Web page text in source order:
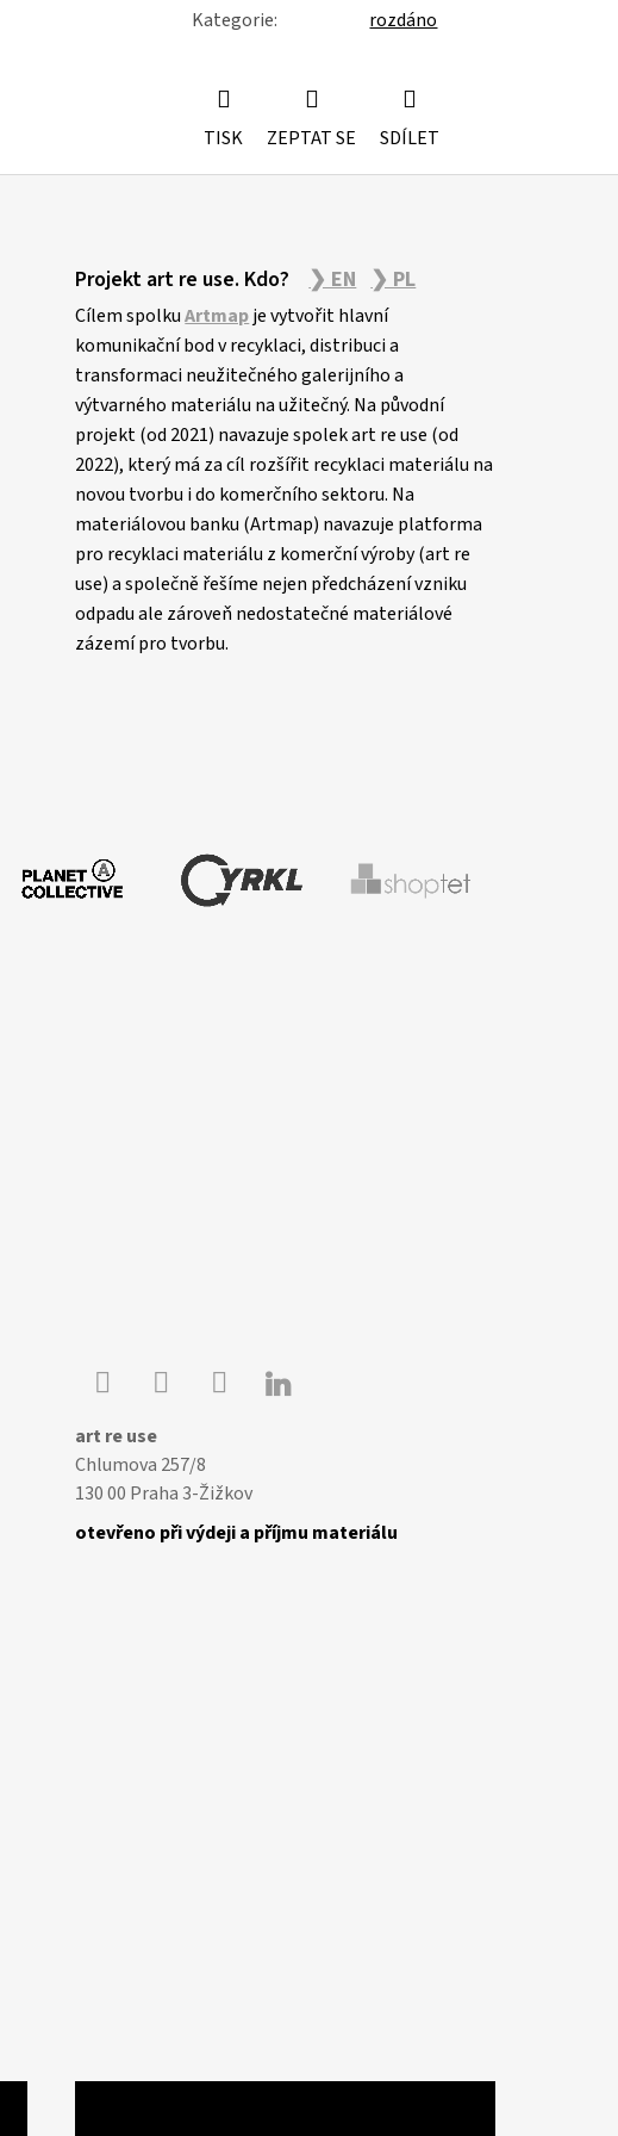
Kategorie: rozdáno
TISK ZEPTAT SE SDÍLET
Projekt art re use. Kdo? ❯ EN ❯ PL
Cílem spolkuArtmapje vytvořit hlavní
komunikační bod v recyklaci, distribuci a
transformaci neužitečného galerijního a
výtvarného materiálu na užitečný. Na původní
projekt (od 2021) navazuje spolek art re use (od
2022), který má za cíl rozšířit recyklaci materiálu na
novou tvorbu i do komerčního sektoru. Na
materiálovou banku (Artmap) navazuje platforma
pro recyklaci materiálu z komerční výroby (art re
use) a společně řešíme nejen předcházení vzniku
odpadu ale zároveň nedostatečné materiálové
zázemí pro tvorbu.

art re use
Chlumova 257/8
130 00 Praha 3-Žižkov
otevřeno při výdeji a příjmu materiálu